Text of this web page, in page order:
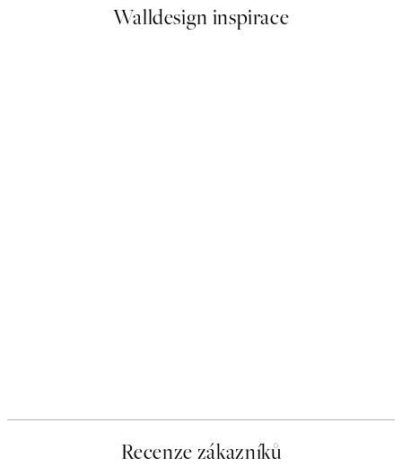
Walldesign inspirace
Recenze zákazníků